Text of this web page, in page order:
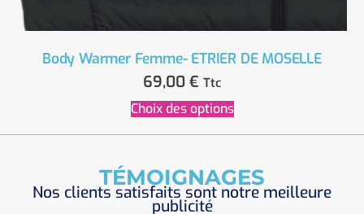
Body Warmer Femme- ETRIER DE MOSELLE
69,00 € Ttc
Choix des options
TÉMOIGNAGES
Nos clients satisfaits sont notre meilleure
publicité